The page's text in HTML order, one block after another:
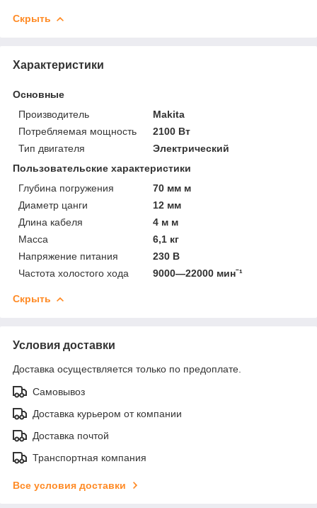
Скрыть
Характеристики
Основные
Производитель
Makita
Потребляемая мощность
2100 Вт
Тип двигателя
Электрический
Пользовательские характеристики
Глубина погружения
70 мм м
Диаметр цанги
12 мм
Длина кабеля
4 м м
Масса
6,1 кг
Напряжение питания
230 В
Частота холостого хода
9000—22000 минˉ¹
Скрыть
Условия доставки
Доставка осуществляется только по предоплате.
Самовывоз
Доставка курьером от компании
Доставка почтой
Транспортная компания
Все условия доставки